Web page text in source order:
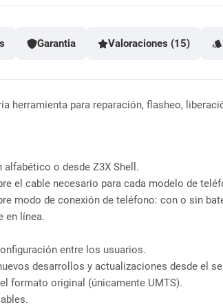
Garantia Valoraciones (15)
herramienta para reparación, flasheo,
o desde Z3X Shell.
el cable necesario para cada modelo de
modo de conexión de teléfono: con o sin
en línea.
entre los usuarios.
desarrollos y actualizaciones desde el
formato original (únicamente UMTS).